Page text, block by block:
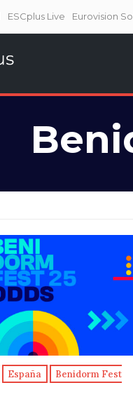
ESCplus Live Eurovision
España
Benidorm Fest